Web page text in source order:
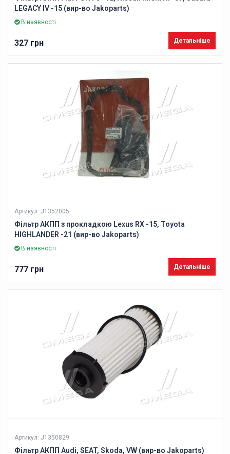
LEGACY IV -15 (вир-во Jakoparts)
В наявності
327 грн Детальніше
Артикул: J1352005
Фільтр АКПП з прокладкою Lexus RX -15, Toyota
HIGHLANDER -21 (вир-во Jakoparts)
В наявності
777 грн Детальніше
Артикул: J1350829
Фільтр АКПП Audi, SEAT, Skoda, VW (вир-во Jakoparts)